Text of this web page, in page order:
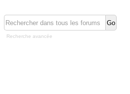
Recherche avancée